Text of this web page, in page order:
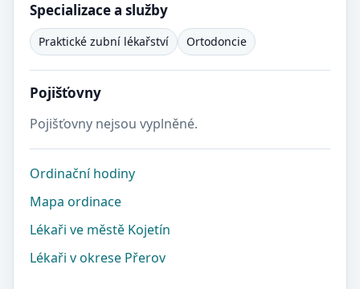
Specializace a služby
Praktické zubní lékařství Ortodoncie
Pojišťovny
Pojišťovny nejsou vyplněné.
Ordinační hodiny
Mapa ordinace
Lékaři ve městě Kojetín
Lékaři v okrese Přerov